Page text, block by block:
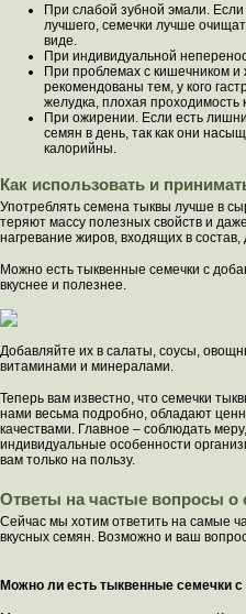
При слабой зубной эмали.
лучшего, семечки лучше
виде.
При индивидуальной
При проблемах с кишечником
рекомендованы тем, у кого
желудка, плохая проходимость
При ожирении. Если есть
семян в день, так как они
калорийны.
Как использовать и
Употреблять семена тыквы лучше в
теряют массу полезных свойств и
нагревание жиров, входящих в
Можно есть тыквенные семечки с
вкуснее и полезнее.
Добавляйте их в салаты, соусы,
витаминами и минералами.
Теперь вам известно, что семечки
нами весьма подробно, обладают
качествами. Главное – соблюдать
индивидуальные особенности
вам только на пользу.
Ответы на частые вопросы о
Сейчас мы хотим ответить на самые
вкусных семян. Возможно и ваш
Можно ли есть тыквенные семечки с